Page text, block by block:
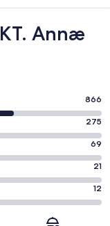
Annæ
866
275
69
21
12